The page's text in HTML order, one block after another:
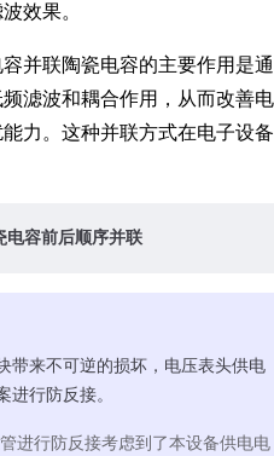
效果。
并联陶瓷电容的主要作用是
滤波和耦合作用，从而改善
力。这种并联方式在电子设
电容前后顺序并联
带来不可逆的损坏，电压表头供电
进行防反接。
进行防反接考虑到了本设备供电电